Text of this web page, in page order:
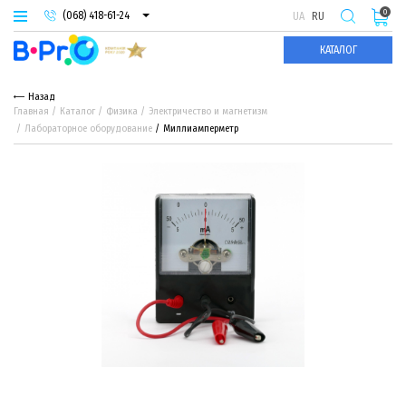
(068) 418-61-24
(093) 974-66-94
(095) 987-29-55
UA RU
КАТАЛОГ
0
Назад
Главная
Каталог Физика
Электричество и магнетизм
Лабораторное оборудование
Миллиамперметр